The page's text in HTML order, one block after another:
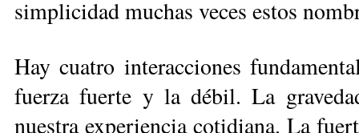
simplicidad muchas veces estos
Hay cuatro interacciones
fuerza fuerte y la débil. La
nuestra experiencia cotidiana. La